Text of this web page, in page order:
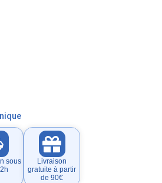
sous
Livraison
gratuite à partir
de 90€